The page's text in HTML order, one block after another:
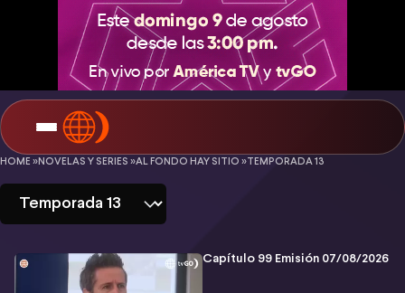
Al
Fondo
Hay
Sitio
HOME » NOVELAS Y SERIES »AL FONDO HAY SITIO » TEMPORADA 13
Capítulo 99 Emisión 07/08/2026